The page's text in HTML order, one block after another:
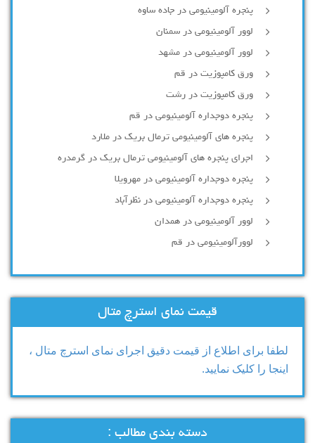
پنجره آلومینیومی در جاده ساوه
لوور آلومینیومی در سمنان
لوور آلومینیومی در مشهد
ورق کامپوزیت در قم
ورق کامپوزیت در رشت
پنجره دوجداره آلومينيومی در قم
پنجره های آلومینیومی ترمال بریک در ملارد
اجرای پنجره های آلومینیومی ترمال بریک در گرمدره
پنجره دوجداره آلومینیومی در مهرویلا
پنجره دوجداره آلومینیومی در نظرآباد
لوور آلومینیومی در همدان
لوورآلومینیومی در قم
قیمت نمای استرچ متال
لطفا برای اطلاع از قیمت دقیق اجرای نمای استرچ متال ،
اینجا را کلیک نمایید.
دسته بندی مطالب :